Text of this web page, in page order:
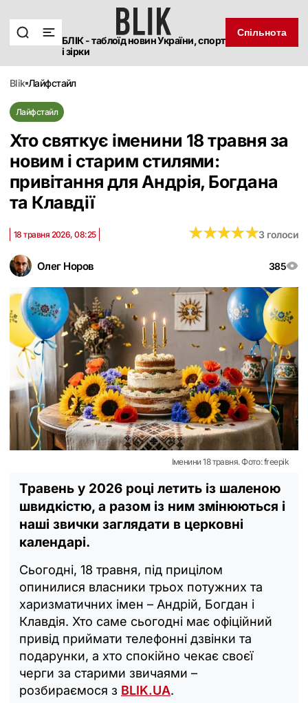
БЛІК - таблоїд новин України, спорт
і зірки
Спільнота
blik лайфстайл
Лайфстайл
Хто святкує іменини 18 травня за
новим і старим стилями:
привітання для Андрія, Богдана
та Клавдії
Олег Норов 385
18 травня 2026, 08:25 ★★★★★
★★★★★3 голоси
Іменини 18 травня. Фото: freepik
Травень у 2026 році летить із шаленою
швидкістю, а разом із ним змінюються і
наші звички заглядати в церковні
календарі.
Сьогодні, 18 травня, під прицілом
опинилися власники трьох потужних та
харизматичних імен – Андрій, Богдан і
Клавдія. Хто саме сьогодні має офіційний
привід приймати телефонні дзвінки та
подарунки, а хто спокійно чекає своєї
черги за старими звичаями –
розбираємося з BLIK.UA.